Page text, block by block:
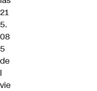
21
5.
08
5
de
l
vie